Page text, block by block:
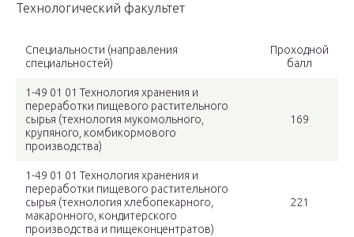
Технологический факультет
Специальности (направления
специальностей)
Проходной
балл
1-49 01 01 Технология хранения и
переработки пищевого растительного
сырья (технология мукомольного,
крупяного, комбикормового
производства)
169
1-49 01 01 Технология хранения и
переработки пищевого растительного
сырья (технология хлебопекарного,
макаронного, кондитерского
производства и пищеконцентратов)
221